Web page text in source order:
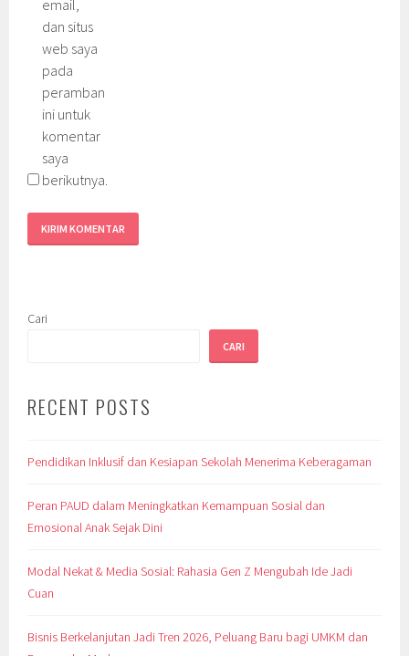
email,
dan situs
web saya
pada
peramban
ini untuk
komentar
saya
berikutnya.
Cari
CARI
RECENT POSTS
Pendidikan Inklusif dan Kesiapan Sekolah Menerima Keberagaman
Peran PAUD dalam Meningkatkan Kemampuan Sosial dan
Emosional Anak Sejak Dini
Modal Nekat & Media Sosial: Rahasia Gen Z Mengubah Ide Jadi
Cuan
Bisnis Berkelanjutan Jadi Tren 2026, Peluang Baru bagi UMKM dan